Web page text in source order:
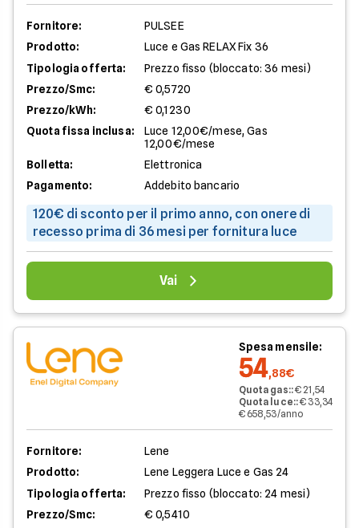
Fornitore:
PULSEE
Prodotto:
Luce e Gas RELAX Fix 36
Tipologia offerta:
Prezzo fisso (bloccato: 36 mesi)
Prezzo/Smc:
€ 0,5720
Prezzo/kWh:
€ 0,1230
Quota fissa inclusa:
Luce 12,00€/mese, Gas
12,00€/mese
Bolletta:
Elettronica
Pagamento:
Addebito bancario
120€ di sconto per il primo anno, con onere di
recesso prima di 36 mesi per fornitura luce
Vai
Spesa mensile:
54,88€
Quota gas::€ 21,54
Quota luce::€ 33,34
€ 658,53/anno
Fornitore:
Lene
Prodotto:
Lene Leggera Luce e Gas 24
Tipologia offerta:
Prezzo fisso (bloccato: 24 mesi)
Prezzo/Smc:
€ 0,5410